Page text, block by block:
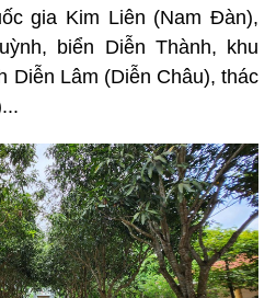
gia Kim Liên (Nam Đàn),
biển Diễn Thành, khu
Diễn Lâm (Diễn Châu), thác